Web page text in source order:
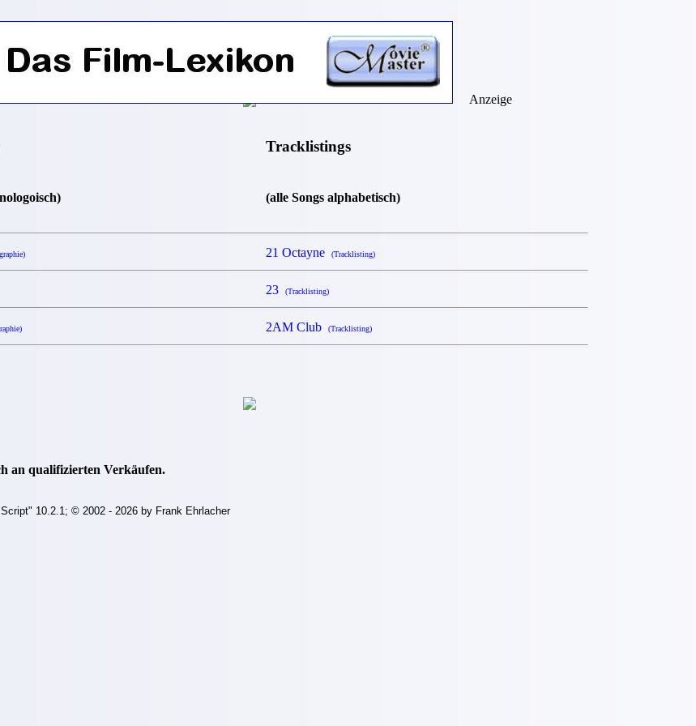
Tracklistings
(alle Songs alphabetisch)
21 Octayne (Tracklisting)
23 (Tracklisting)
2AM Club (Tracklisting)
an qualifizierten Verkäufen.
10.2.1; © 2002 - 2026 by Frank Ehrlacher
Anzeige